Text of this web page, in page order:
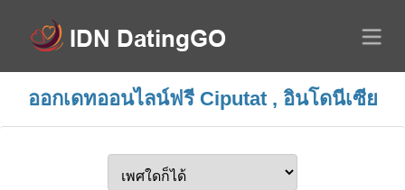
ออกเดทออนไลน์ฟรี Ciputat , อินโดนีเซีย